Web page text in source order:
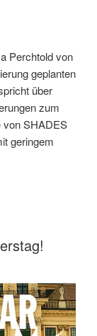
Perchtold von
geplanten
über
zum
von SHADES
geringem